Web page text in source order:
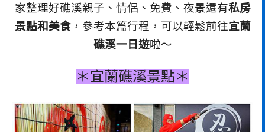
家整理好礁溪親子、情侶、免費、夜景還有私房
景點和美食，參考本篇行程，可以輕鬆前往宜蘭
礁溪一日遊啦～
＊宜蘭礁溪景點＊